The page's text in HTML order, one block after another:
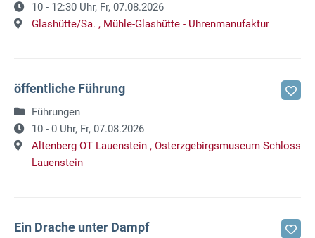
10 - 12:30 Uhr, Fr, 07.08.2026
Glashütte/Sa. , Mühle-Glashütte - Uhrenmanufaktur
öffentliche Führung
Führungen
10 - 0 Uhr, Fr, 07.08.2026
Altenberg OT Lauenstein , Osterzgebirgsmuseum Schloss
Lauenstein
Ein Drache unter Dampf